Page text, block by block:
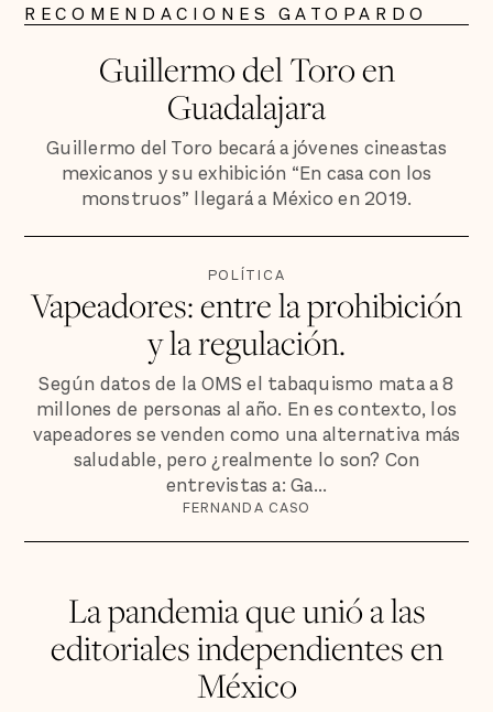
RECOMENDACIONES GATOPARDO
Guillermo del Toro en
Guadalajara
Guillermo del Toro becará a jóvenes cineastas
mexicanos y su exhibición “En casa con los
monstruos” llegará a México en 2019.
POLÍTICA
Vapeadores: entre la prohibición
y la regulación.
Según datos de la OMS el tabaquismo mata a 8
millones de personas al año. En es contexto, los
vapeadores se venden como una alternativa más
saludable, pero ¿realmente lo son? Con
entrevistas a: Ga...
FERNANDA CASO
La pandemia que unió a las
editoriales independientes en
México